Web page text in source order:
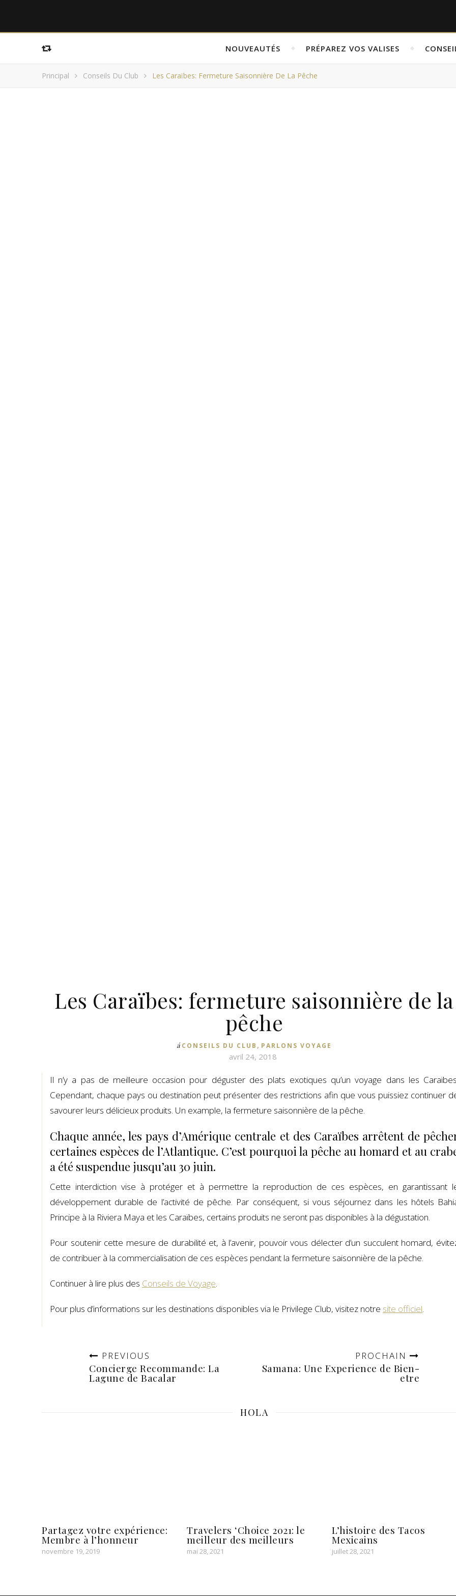
NOUVEAUTÉS PRÉPAREZ VOS VALISES
Principal Conseils Du Club Les Caraïbes: Fermeture Saisonnière De La Pêche
Les Caraïbes: fermeture saisonnière de la
pêche
á CONSEILS DU CLUB , PARLONS VOYAGE
avril 24, 2018
Il n’y a pas de meilleure occasion pour déguster des plats exotiques qu’un voyage dans les
Cependant, chaque pays ou destination peut présenter des restrictions afin que vous puissiez continuer
savourer leurs délicieux produits. Un example, la fermeture saisonnière de la pêche.
Chaque année, les pays d’Amérique centrale et des Caraïbes arrêtent de
certaines espèces de l’Atlantique. C’est pourquoi la pêche au homard et au
a été suspendue jusqu’au 30 juin.
Cette interdiction vise à protéger et à permettre la reproduction de ces espèces, en garantissant
développement durable de l’activité de pêche. Par conséquent, si vous séjournez dans les hôtels
Principe à la Riviera Maya et les Caraïbes, certains produits ne seront pas disponibles à la dégustation.
Pour soutenir cette mesure de durabilité et, à l’avenir, pouvoir vous délecter d’un succulent homard,
de contribuer à la commercialisation de ces espèces pendant la fermeture saisonnière de la pêche.
Continuer à lire plus des Conseils de Voyage.
Pour plus d’informations sur les destinations disponibles via le Privilege Club, visitez notre site officiel.
PREVIOUS
Concierge Recommande: La
Lagune de Bacalar
PROCHAIN
Samana: Une Experience de Bien-
etre
HOLA
Partagez votre expérience:
Membre à l’honneur
novembre 19, 2019
Travelers ‘Choice 2021: le
meilleur des meilleurs
mai 28, 2021
L’histoire des Tacos
Mexicains
juillet 28, 2021